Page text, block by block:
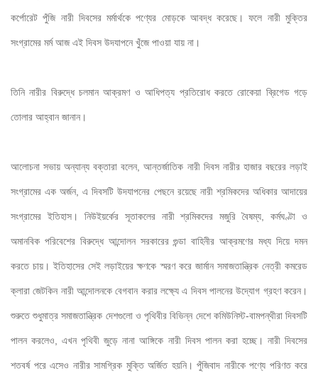
কর্পোরেট পুঁজি নারী দিবসের মর্মার্থকে পণ্যের মোড়কে আবদ্ধ করেছে। ফলে নারী মুক্তির
সংগ্রামের মর্ম আজ এই দিবস উদযাপনে খুঁজে পাওয়া যায় না।
তিনি নারীর বিরুদ্ধে চলমান আক্রমণ ও আধিপত্য প্রতিরোধ করতে রোকেয়া ব্রিগেড গড়ে
তোলার আহ্বান জানান।
আলোচনা সভায় অন্যান্য বক্তারা বলেন, আন্তর্জাতিক নারী দিবস নারীর হাজার বছরের লড়াই
সংগ্রামের এক অর্জন, এ দিবসটি উদযাপনের পেছনে রয়েছে নারী শ্রমিকদের অধিকার আদায়ের
সংগ্রামের ইতিহাস। নিউইয়র্কের সূতাকলের নারী শ্রমিকদের মজুরি বৈষম্য, কর্মঘণ্টা ও
অমানবিক পরিবেশের বিরুদ্ধে আন্দোলন সরকারের গুন্ডা বাহিনীর আক্রমণের মধ্য দিয়ে দমন
করতে চায়। ইতিহাসের সেই লড়াইয়ের ক্ষণকে স্মরণ করে জার্মান সমাজতান্ত্রিক নেত্রী কমরেড
ক্লারা জেটকিন নারী আন্দোলনকে বেগবান করার লক্ষ্যে এ দিবস পালনের উদ্যোগ গ্রহণ করেন।
শুরুতে শুধুমাত্র সমাজতান্ত্রিক দেশগুলো ও পৃথিবীর বিভিন্ন দেশে কমিউনিস্ট-বামপন্থীরা দিবসটি
পালন করলেও, এখন পৃথিবী জুড়ে নানা আঙ্গিকে নারী দিবস পালন করা হচ্ছে। নারী দিবসের
শতবর্ষ পরে এসেও নারীর সামগ্রিক মুক্তি অর্জিত হয়নি। পুঁজিবাদ নারীকে পণ্যে পরিণত করে